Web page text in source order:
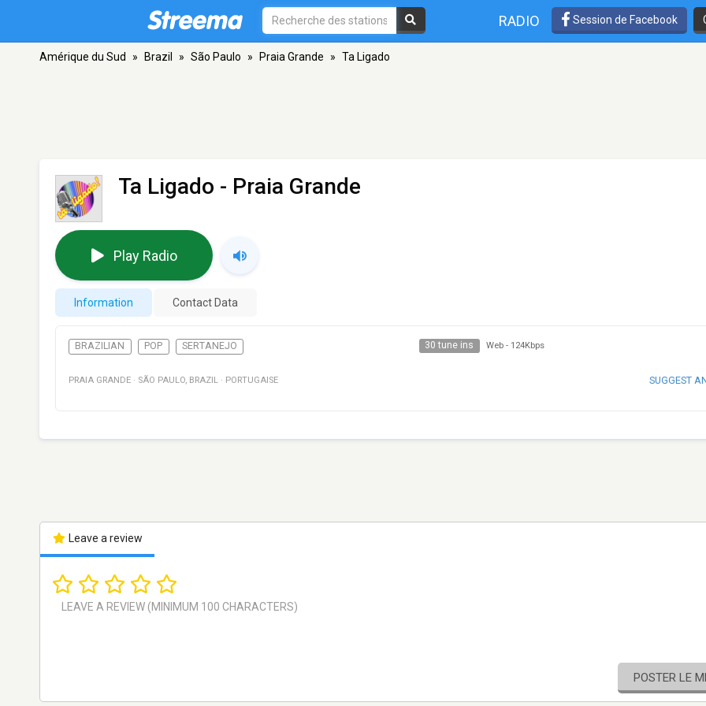
RADIO Session de Facebook
Amérique du Sud » Brazil » São Paulo » Praia Grande » Ta Ligado
Ta Ligado - Praia Grande
Play Radio
Information Contact Data
BRAZILIAN POP SERTANEJO 30 tune ins Web - 124Kbps
PRAIA GRANDE · SÃO PAULO, BRAZIL · PORTUGAISE SUGGEST
Leave a review
POSTER LE